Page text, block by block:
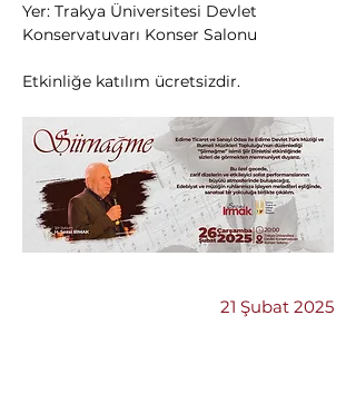
Önceki Sonraki
Yer: Trakya Üniversitesi Devlet
Konservatuvarı Konser Salonu
Etkinliğe katılım ücretsizdir.
21 Şubat 2025